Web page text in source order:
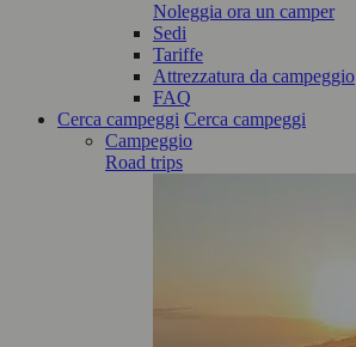
Noleggia ora un camper
Sedi
Tariffe
Attrezzatura da campeggio
FAQ
Cerca campeggi Cerca campeggi
Campeggio
Road trips